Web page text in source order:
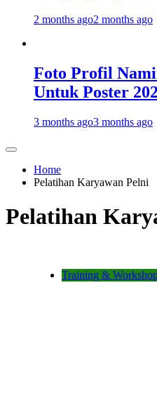
2 months ago2 months ago
Foto Profil
Untuk Poster
3 months ago3 months ago
Home
Pelatihan Karyawan Pelni
Pelatihan
Training &